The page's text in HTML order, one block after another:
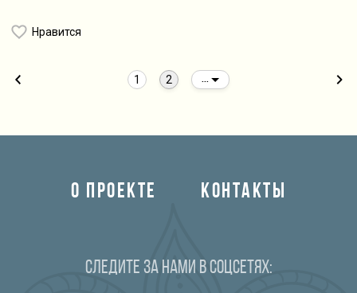
Нравится
1 2
О ПРОЕКТЕ КОНТАКТЫ
Следите за нами в соцсетях: